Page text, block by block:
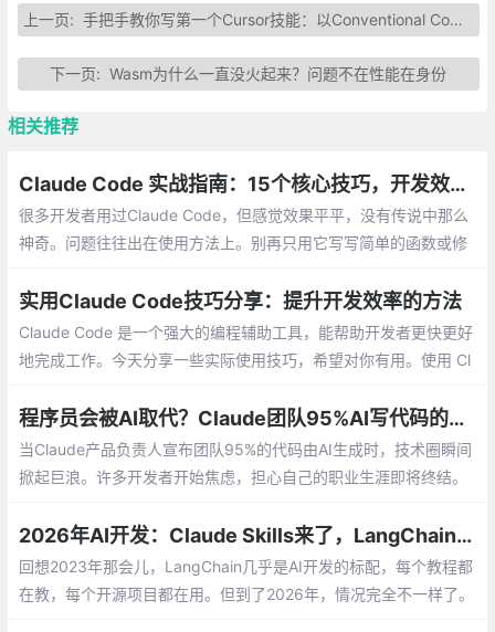
上一页:手把手教你写第一个Cursor技能：以Conventional Commits为例
下一页:Wasm为什么一直没火起来？问题不在性能在身份
相关推荐
Claude Code 实战指南：15个核心技巧，开发效率飙升10倍
很多开发者用过Claude Code，但感觉效果平平，没有传说中那么
神奇。问题往往出在使用方法上。别再只用它写写简单的函数或修
你的开发加速器
实用Claude Code技巧分享：提升开发效率的方法
Claude Code 是一个强大的编程辅助工具，能帮助开发者更快更好
地完成工作。今天分享一些实际使用技巧，希望对你有用。使用 Cl
程序员会被AI取代？Claude团队95%AI写代码的真相
当Claude产品负责人宣布团队95%的代码由AI生成时，技术圈瞬间
掀起巨浪。许多开发者开始焦虑，担心自己的职业生涯即将终结。
2026年AI开发：Claude Skills来了，LangChain还用学吗？
回想2023年那会儿，LangChain几乎是AI开发的标配，每个教程都
在教，每个开源项目都在用。但到了2026年，情况完全不一样了。